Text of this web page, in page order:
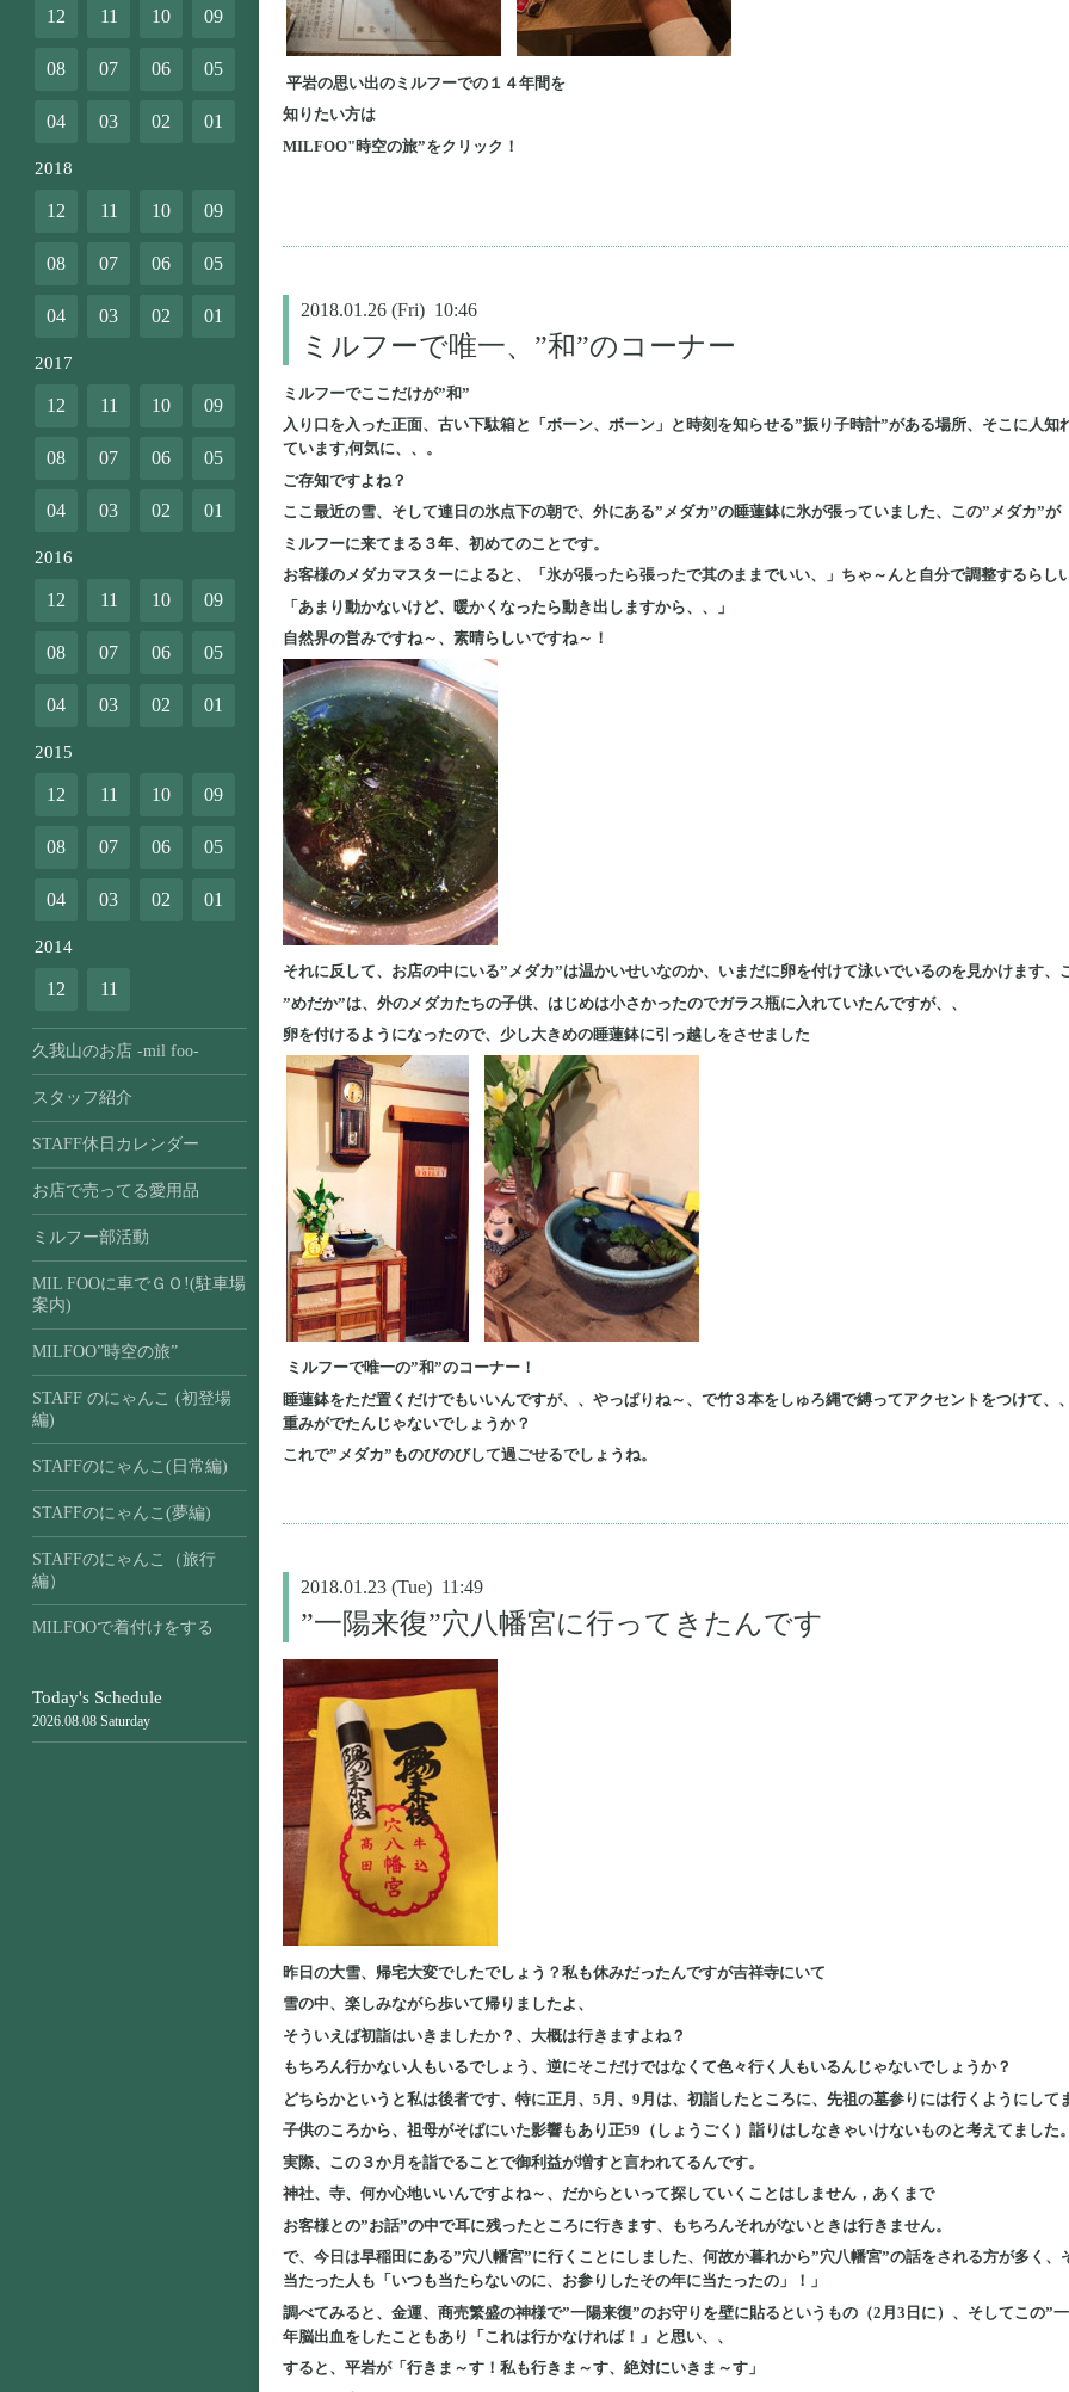
平岩の思い出のミルフーでの１４年間を
知りたい方は
MILFOO"時空の旅”をクリック！
2018.01.26 (Fri) 10:46
ミルフーで唯一、”和”のコーナー
ミルフーでここだけが”和”
入り口を入った正面、古い下駄箱と「ボーン、ボーン」と時刻を知らせる”振り子時計”がある場所、そこに人
ています,何気に、、。
ご存知ですよね？
ここ最近の雪、そして連日の氷点下の朝で、外にある”メダカ”の睡蓮鉢に氷が張っていました、この”メダカ”が
ミルフーに来てまる３年、初めてのことです。
お客様のメダカマスターによると、「氷が張ったら張ったで其のままでいい、」ちゃ～んと自分で調整するらし
「あまり動かないけど、暖かくなったら動き出しますから、、」
自然界の営みですね～、素晴らしいですね～！
それに反して、お店の中にいる”メダカ”は温かいせいなのか、いまだに卵を付けて泳いでいるのを見かけます、
”めだか”は、外のメダカたちの子供、はじめは小さかったのでガラス瓶に入れていたんですが、、
卵を付けるようになったので、少し大きめの睡蓮鉢に引っ越しをさせました
ミルフーで唯一の”和”のコーナー！
睡蓮鉢をただ置くだけでもいいんですが、、やっぱりね～、で竹３本をしゅろ縄で縛ってアクセントをつけて
重みがでたんじゃないでしょうか？
これで”メダカ”ものびのびして過ごせるでしょうね。
2018.01.23 (Tue) 11:49
”一陽来復”穴八幡宮に行ってきたんです
昨日の大雪、帰宅大変でしたでしょう？私も休みだったんですが吉祥寺にいて
雪の中、楽しみながら歩いて帰りましたよ、
そういえば初詣はいきましたか？、大概は行きますよね？
もちろん行かない人もいるでしょう、逆にそこだけではなくて色々行く人もいるんじゃないでしょうか？
どちらかというと私は後者です、特に正月、5月、9月は、初詣したところに、先祖の墓参りには行くようにして
子供のころから、祖母がそばにいた影響もあり正59（しょうごく）詣りはしなきゃいけないものと考えてました
実際、この３か月を詣でることで御利益が増すと言われてるんです。
神社、寺、何か心地いいんですよね～、だからといって探していくことはしません，あくまで
お客様との”お話”の中で耳に残ったところに行きます、もちろんそれがないときは行きません。
で、今日は早稲田にある”穴八幡宮”に行くことにしました、何故か暮れから”穴八幡宮”の話をされる方が多く
当たった人も「いつも当たらないのに、お参りしたその年に当たったの」！」
調べてみると、金運、商売繁盛の神様で”一陽来復”のお守りを壁に貼るというもの（2月3日に）、そしてこの”
年脳出血をしたこともあり「これは行かなければ！」と思い、、
すると、平岩が「行きま～す！私も行きま～す、絶対にいきま～す」
12 11 10 09
08 07 06 05
04 03 02 01
2018
12 11 10 09
08 07 06 05
04 03 02 01
2017
12 11 10 09
08 07 06 05
04 03 02 01
2016
12 11 10 09
08 07 06 05
04 03 02 01
2015
12 11 10 09
08 07 06 05
04 03 02 01
2014
12 11
久我山のお店 -mil foo-
スタッフ紹介
STAFF休日カレンダー
お店で売ってる愛用品
ミルフー部活動
MIL FOOに車でＧＯ!(駐車場
案内)
MILFOO”時空の旅”
STAFF のにゃんこ (初登場
編)
STAFFのにゃんこ(日常編)
STAFFのにゃんこ(夢編)
STAFFのにゃんこ（旅行
編）
MILFOOで着付けをする
Today's Schedule
2026.08.08 Saturday